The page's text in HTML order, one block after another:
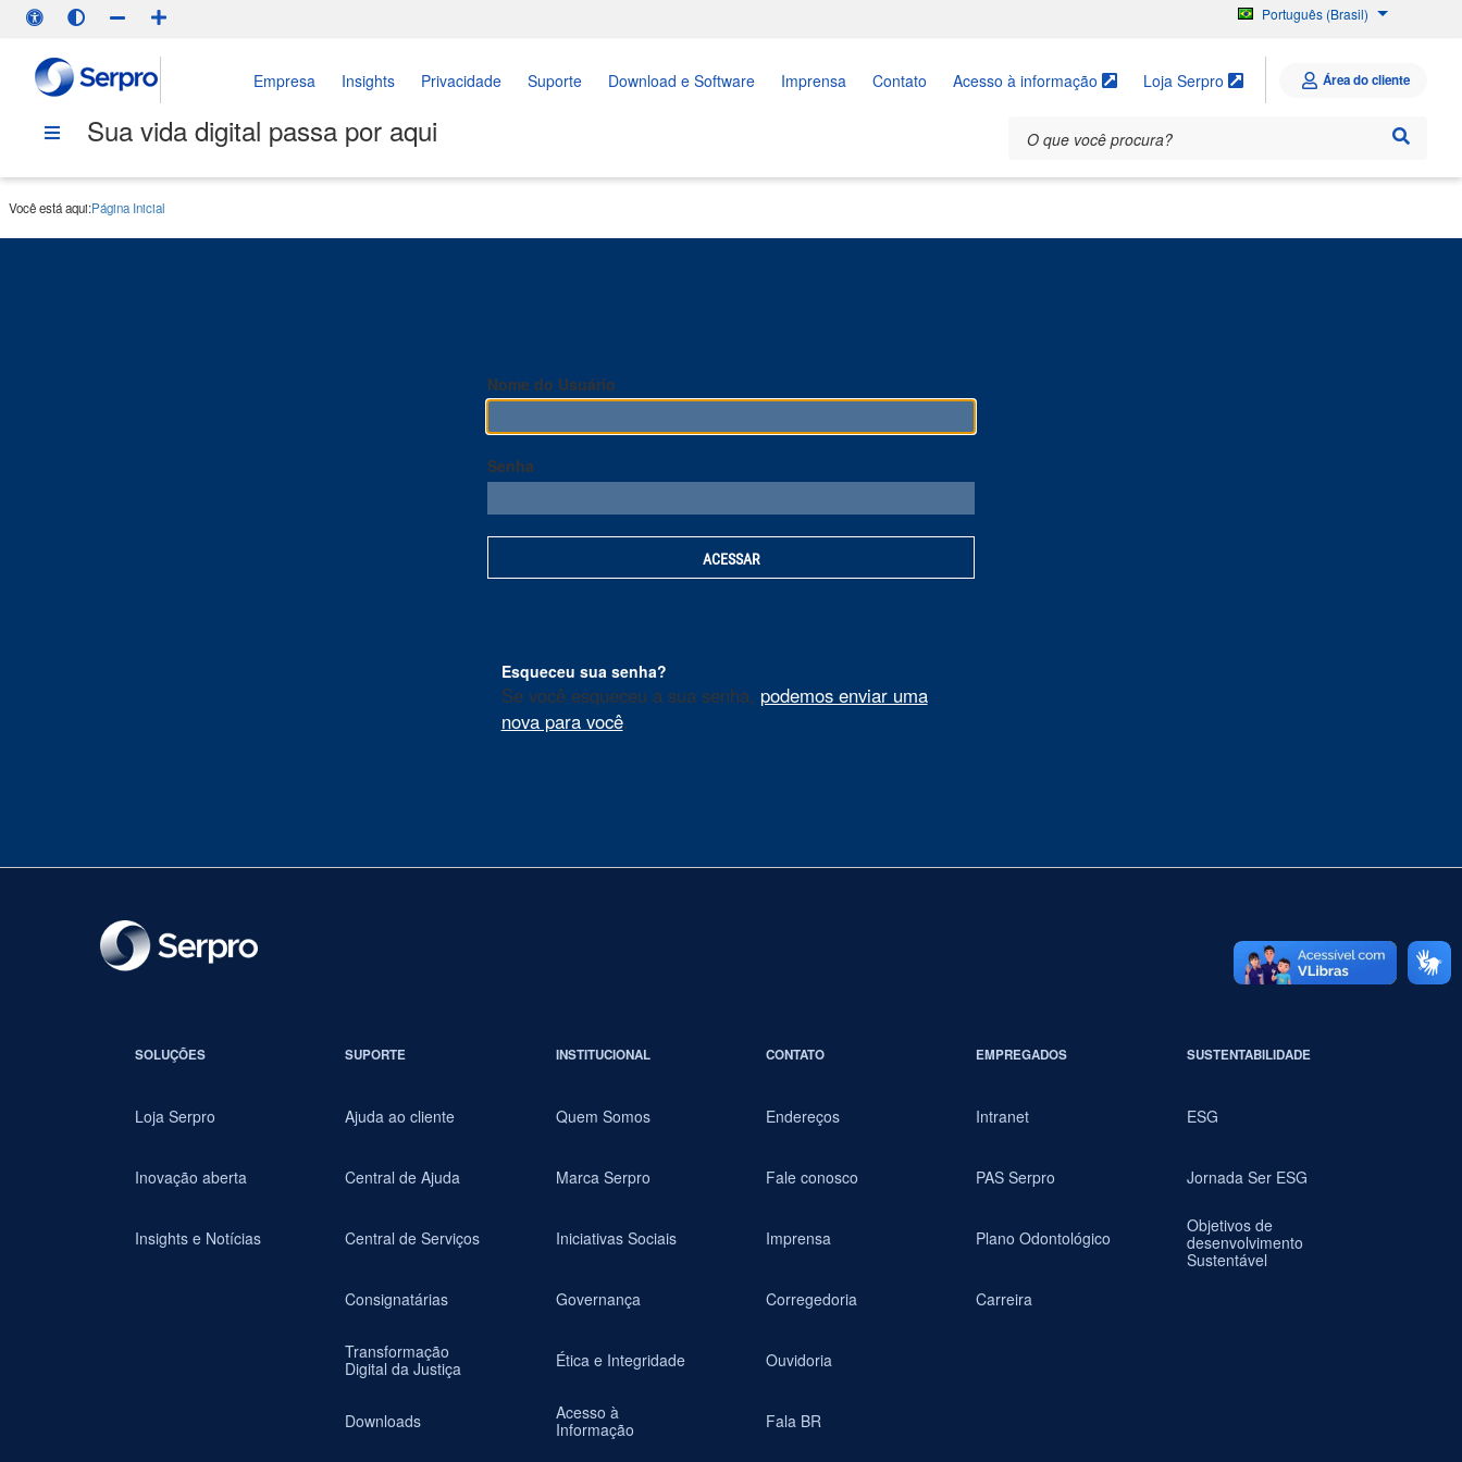
Português (Brasil)
Empresa Insights Privacidade Suporte Download e Software Imprensa Contato Acesso à informação Loja Serpro Área do cliente
Sua vida digital passa por aqui
Você está aqui:Página Inicial
Nome do Usuário
Senha
Esqueceu sua senha?
Se você esqueceu a sua senha, podemos enviar uma
nova para você.
SOLUÇÕES
Loja Serpro
Inovação aberta
Insights e Notícias
SUPORTE
Ajuda ao cliente
Central de Ajuda
Central de Serviços
Consignatárias
Transformação
Digital da Justiça
Downloads
INSTITUCIONAL
Quem Somos
Marca Serpro
Iniciativas Sociais
Governança
Ética e Integridade
Acesso à
Informação
CONTATO
Endereços
Fale conosco
Imprensa
Corregedoria
Ouvidoria
Fala BR
EMPREGADOS
Intranet
PAS Serpro
Plano Odontológico
Carreira
SUSTENTABILIDADE
ESG
Jornada Ser ESG
Objetivos de
desenvolvimento
Sustentável